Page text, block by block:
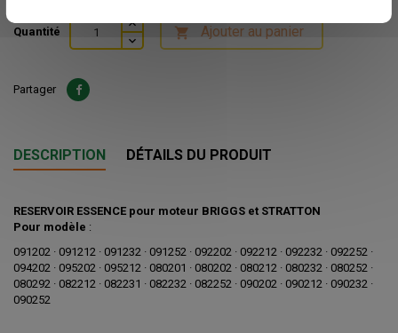
Quantité
 Ajouter au panier
Partager
DESCRIPTION DÉTAILS DU PRODUIT
RESERVOIR ESSENCE pour moteur BRIGGS et STRATTON
Pour modèle :
091202 · 091212 · 091232 · 091252 · 092202 · 092212 · 092232 · 092252 ·
094202 · 095202 · 095212 · 080201 · 080202 · 080212 · 080232 · 080252 ·
080292 · 082212 · 082231 · 082232 · 082252 · 090202 · 090212 · 090232 ·
090252